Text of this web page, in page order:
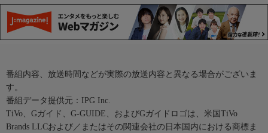
番組内容、放送時間などが実際の放送内容と異なる場合がございま
す。
番組データ提供元：IPG Inc.
TiVo、Gガイド、G-GUIDE、およびGガイドロゴは、米国TiVo
Brands LLCおよび／またはその関連会社の日本国内における商標ま